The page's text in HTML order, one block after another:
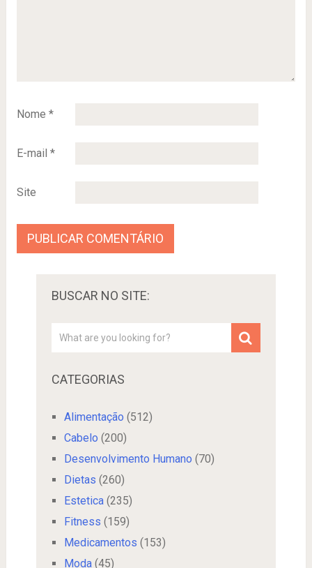
Nome *
E-mail *
Site
BUSCAR NO SITE:
CATEGORIAS
Alimentação (512)
Cabelo (200)
Desenvolvimento Humano (70)
Dietas (260)
Estetica(235)
Fitness (159)
Medicamentos (153)
Moda(45)